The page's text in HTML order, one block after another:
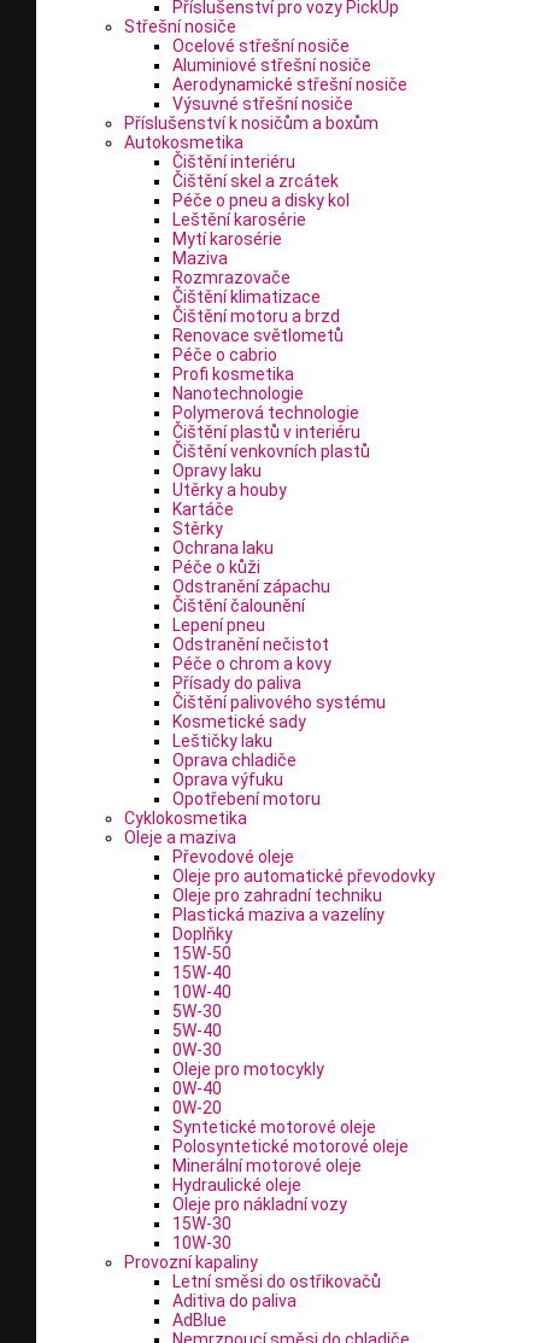
Příslušenství pro vozy PickUp
Střešní nosiče
Ocelové střešní nosiče
Aluminiové střešní nosiče
Aerodynamické střešní nosiče
Výsuvné střešní nosiče
Příslušenství k nosičům a boxům
Autokosmetika
Čištění interiéru
Čištění skel a zrcátek
Péče o pneu a disky kol
Leštění karosérie
Mytí karosérie
Maziva
Rozmrazovače
Čištění klimatizace
Čištění motoru a brzd
Renovace světlometů
Péče o cabrio
Profi kosmetika
Nanotechnologie
Polymerová technologie
Čištění plastů v interiéru
Čištění venkovních plastů
Opravy laku
Utěrky a houby
Kartáče
Stěrky
Ochrana laku
Péče o kůži
Odstranění zápachu
Čištění čalounění
Lepení pneu
Odstranění nečistot
Péče o chrom a kovy
Přísady do paliva
Čištění palivového systému
Kosmetické sady
Leštičky laku
Oprava chladiče
Oprava výfuku
Opotřebení motoru
Cyklokosmetika
Oleje a maziva
Převodové oleje
Oleje pro automatické převodovky
Oleje pro zahradní techniku
Plastická maziva a vazelíny
Doplňky
15W-50
15W-40
10W-40
5W-30
5W-40
0W-30
Oleje pro motocykly
0W-40
0W-20
Syntetické motorové oleje
Polosyntetické motorové oleje
Minerální motorové oleje
Hydraulické oleje
Oleje pro nákladní vozy
15W-30
10W-30
Provozní kapaliny
Letní směsi do ostřikovačů
Aditiva do paliva
AdBlue